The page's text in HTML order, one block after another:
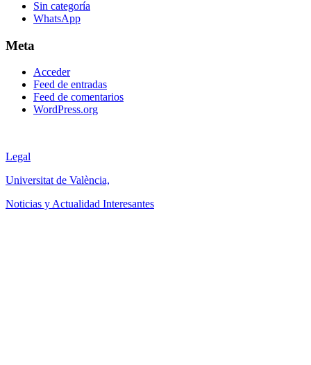
Sin categoría
WhatsApp
Meta
Acceder
Feed de entradas
Feed de comentarios
WordPress.org
Legal
Universitat de València,
Noticias y Actualidad Interesantes